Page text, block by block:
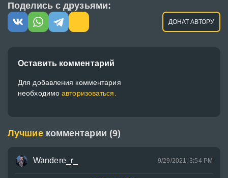
Поделись с друзьями:
ДОНАТ АВТОРУ
Оставить комментарий
Для добавления комментария
необходимоавторизоваться.
Лучшие комментарии (9)
Wandere_r_ 9/29/2021, 3:54 PM